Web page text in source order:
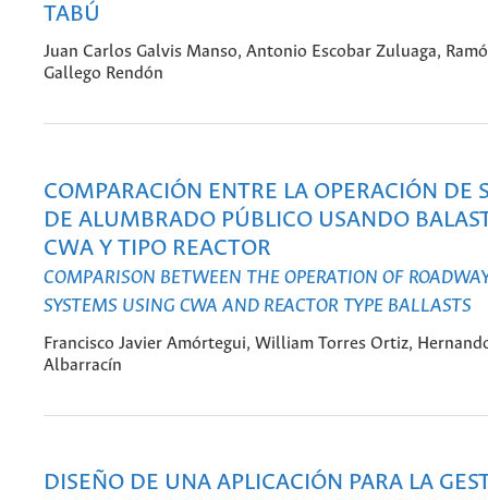
TABÚ
Juan Carlos Galvis Manso, Antonio Escobar Zuluaga,
Gallego Rendón
COMPARACIÓN ENTRE LA OPERACIÓN DE
DE ALUMBRADO PÚBLICO USANDO
CWA Y TIPO REACTOR
COMPARISON BETWEEN THE OPERATION OF
SYSTEMS USING CWA AND REACTOR TYPE BALLASTS
Francisco Javier Amórtegui, William Torres Ortiz,
Albarracín
DISEÑO DE UNA APLICACIÓN PARA LA